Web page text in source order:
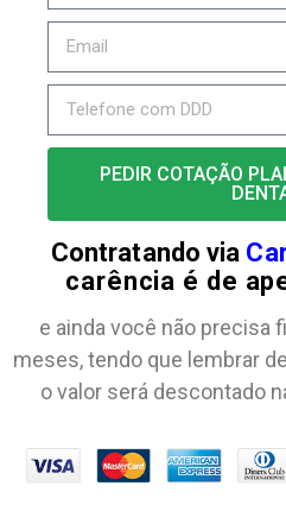
PEDIR COTAÇÃO
Contratando via
carência é de
e ainda você não precisa
meses, tendo que lembrar
o valor será descontado